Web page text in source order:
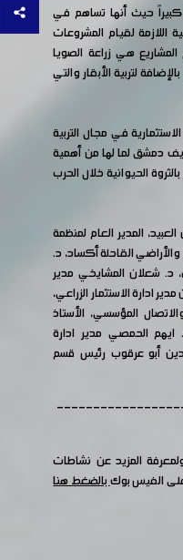
كبيراً حيث أنها تساهم في
اللازمة لقيام المشروعات
هي زراعة الصويا
لتربية الأبقار والتي
في مجال التربية
ريف دمشق لما لها من أهمية
الحيوانية خلال الحرب
المدير العام لمنظمة
القاحلة أكساد، د.
د. شعلان المشايخي مدير
ادارة الاستثمار الزراعي،
المؤسسي، الأستاذ
الحمصي مدير ادارة
أبو عرقوب رئيس قسم
المزيد عن نشاطات
على الفيس بوكبالضغط هنا